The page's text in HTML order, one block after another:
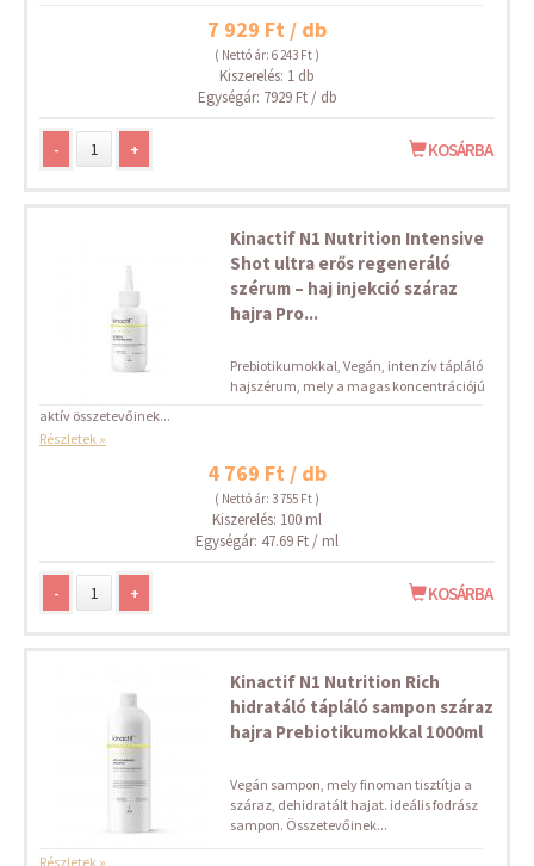
7 929 Ft / db
( Nettó ár: 6 243 Ft )
Kiszerelés: 1 db
Egységár: 7929 Ft / db
- + KOSÁRBA
Kinactif N1 Nutrition Intensive
Shot ultra erős regeneráló
szérum – haj injekció száraz
hajra Pro...
Prebiotikumokkal, Vegán, intenzív tápláló
hajszérum, mely a magas koncentrációjú
aktív összetevőinek...
Részletek »
4 769 Ft / db
( Nettó ár: 3 755 Ft )
Kiszerelés: 100 ml
Egységár: 47.69 Ft / ml
- + KOSÁRBA
Kinactif N1 Nutrition Rich
hidratáló tápláló sampon száraz
hajra Prebiotikumokkal 1000ml
Vegán sampon, mely finoman tisztítja a
száraz, dehidratált hajat. ideális fodrász
sampon. Összetevőinek...
Részletek »